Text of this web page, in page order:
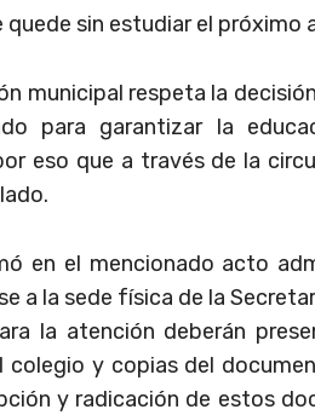
quede sin estudiar el próximo
municipal respeta la
para garantizar la
eso que a través de la
en el mencionado acto
a la sede física de la
la atención deberán
colegio y copias del
y radicación de estos